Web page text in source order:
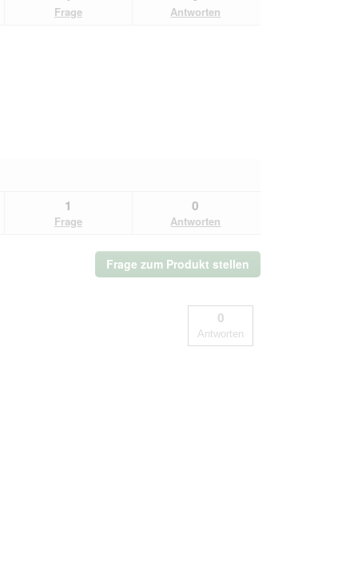
Frage Antworten
1
Frage
0
Antworten
Frage zum Produkt stellen
0
Antworten